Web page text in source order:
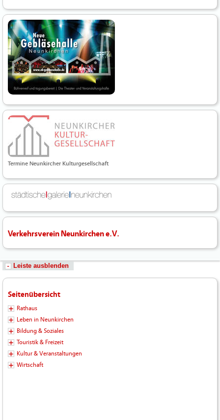
Termine Neunkircher Kulturgesellschaft
Verkehrsverein Neunkirchen e.V.
Leiste ausblenden
Seitenübersicht
Rathaus
Leben in Neunkirchen
Bildung & Soziales
Touristik & Freizeit
Kultur & Veranstaltungen
Wirtschaft